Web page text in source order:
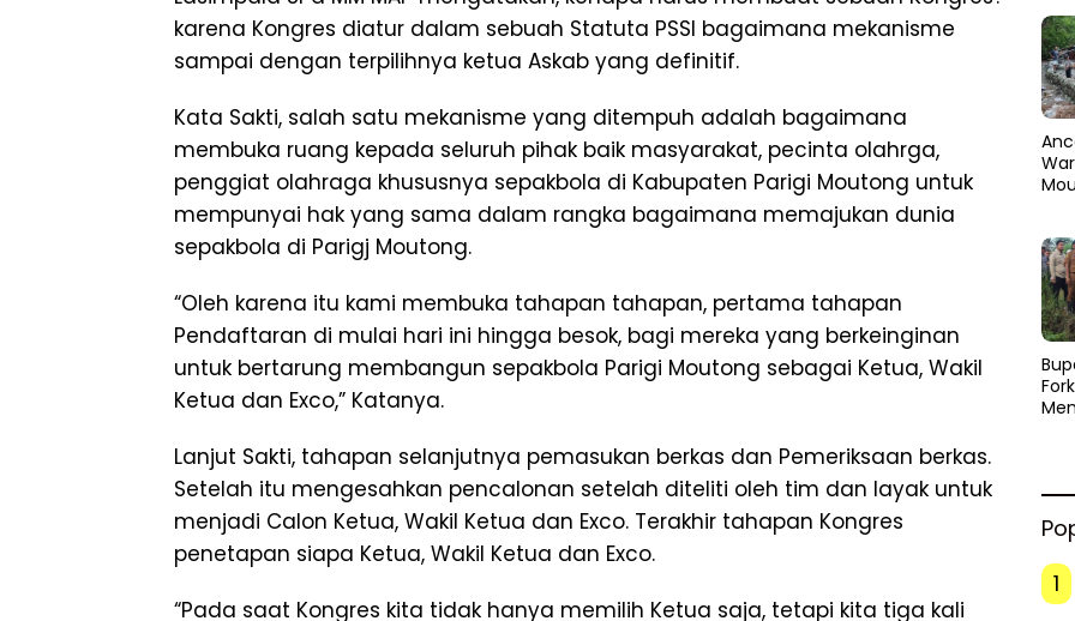
karena Kongres diatur dalam sebuah Statuta PSSI bagaimana mekanisme
sampai dengan terpilihnya ketua Askab yang definitif.
Kata Sakti, salah satu mekanisme yang ditempuh adalah bagaimana
membuka ruang kepada seluruh pihak baik masyarakat, pecinta olahrga,
penggiat olahraga khususnya sepakbola di Kabupaten Parigi Moutong untuk
mempunyai hak yang sama dalam rangka bagaimana memajukan dunia
sepakbola di Parigj Moutong.
“Oleh karena itu kami membuka tahapan tahapan, pertama tahapan
Pendaftaran di mulai hari ini hingga besok, bagi mereka yang berkeinginan
untuk bertarung membangun sepakbola Parigi Moutong sebagai Ketua, Wakil
Ketua dan Exco,” Katanya.
Lanjut Sakti, tahapan selanjutnya pemasukan berkas dan Pemeriksaan berkas.
Setelah itu mengesahkan pencalonan setelah diteliti oleh tim dan layak untuk
menjadi Calon Ketua, Wakil Ketua dan Exco. Terakhir tahapan Kongres
penetapan siapa Ketua, Wakil Ketua dan Exco.
“Pada saat Kongres kita tidak hanya memilih Ketua saja, tetapi kita tiga kali
1